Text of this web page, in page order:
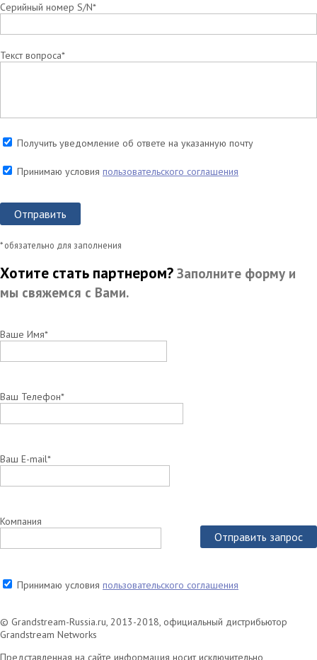
Серийный номер S/N*
Текст вопроса*
Получить уведомление об ответе на указанную почту
Принимаю условия пользовательского соглашения
Отправить
* обязательно для заполнения
Хотите стать партнером? Заполните форму и
мы свяжемся с Вами.
Ваше Имя*
Ваш Телефон*
Ваш E-mail*
Компания
Отправить запрос
Принимаю условия пользовательского соглашения
© Grandstream-Russia.ru, 2013-2018, официальный дистрибьютор
Grandstream Networks
Представленная на сайте информация носит исключительно